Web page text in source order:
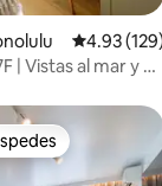
evaluaciones
4.93
| Vistas al mar y a
entre